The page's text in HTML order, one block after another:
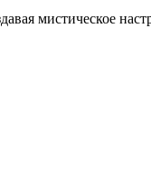
мистическое